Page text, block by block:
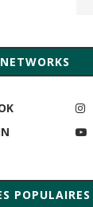
POPULAIRES